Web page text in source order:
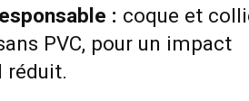
: coque et
PVC, pour un impact
réduit.